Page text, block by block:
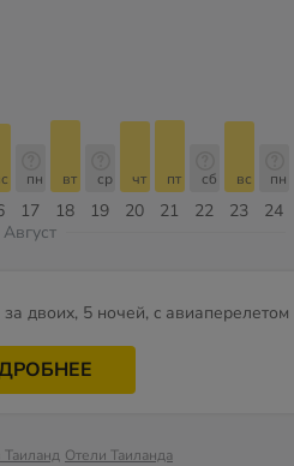
17
пн
18
вт
19
ср
20
чт
21
пт
22
сб
23
вс
24
пн
Август
за двоих, 5 ночей, c авиаперелетом
Таиланд Отели Таиланда